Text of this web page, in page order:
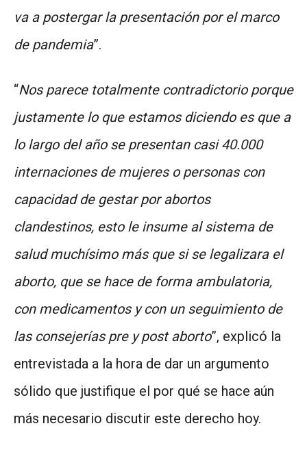
va a postergar la presentación por el marco
de pandemia”.
“Nos parece totalmente contradictorio porque
justamente lo que estamos diciendo es que a
lo largo del año se presentan casi 40.000
internaciones de mujeres o personas con
capacidad de gestar por abortos
clandestinos, esto le insume al sistema de
salud muchísimo más que si se legalizara el
aborto, que se hace de forma ambulatoria,
con medicamentos y con un seguimiento de
las consejerías pre y post aborto”, explicó la
entrevistada a la hora de dar un argumento
sólido que justifique el por qué se hace aún
más necesario discutir este derecho hoy.